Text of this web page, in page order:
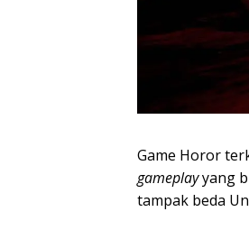
Game Horor
gameplayyang
tampak beda